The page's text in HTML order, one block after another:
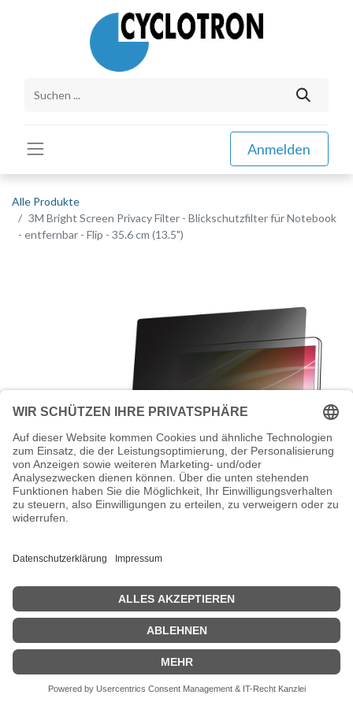
Anmelden
Alle Produkte
3M Bright Screen Privacy Filter - Blickschutzfilter für Notebook
- entfernbar - Flip - 35.6 cm (13.5")
3M Bright Screen Privacy Filter -
Blickschutzfilter für Notebook -
entfernbar - Flip - 35.6 cm (13.5")
3M Bright Screen Privacy Filter - Blickschutzfilter für Notebook -
Laptop 3 (13.5 Zoll), Laptop 4 (13.5 Zoll)